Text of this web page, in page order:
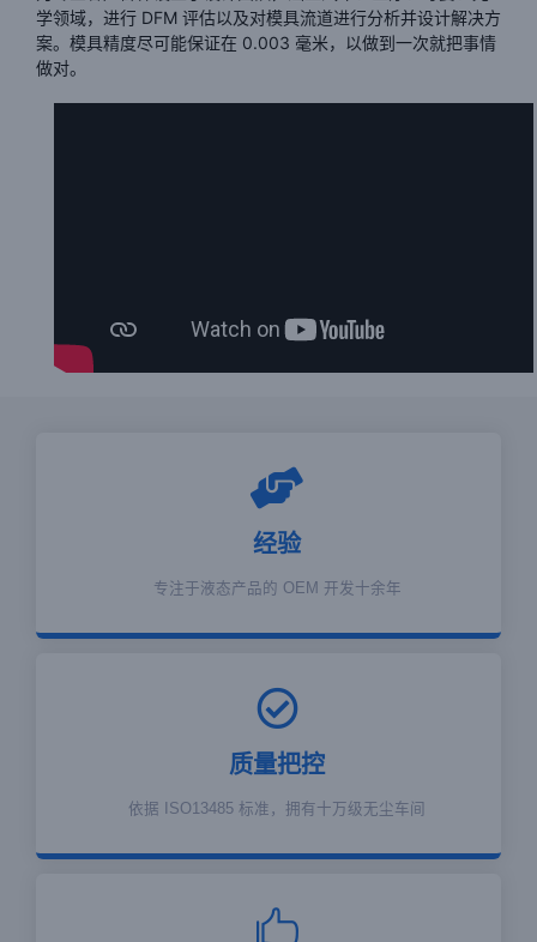
学领域，进行 DFM 评估以及对模具流道进行分析并设计解决方
案。模具精度尽可能保证在 0.003 毫米，以做到一次就把事情
做对。
经验
专注于液态产品的 OEM 开发十余年
质量把控
依据 ISO13485 标准，拥有十万级无尘车间